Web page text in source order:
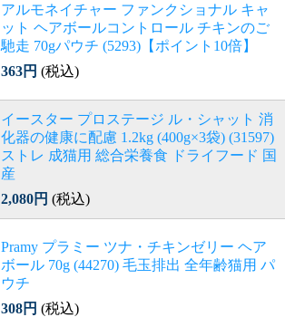
アルモネイチャー ファンクショナル キャ
ット ヘアボールコントロール チキンのご
馳走 70gパウチ (5293)【ポイント10倍】
363円 (税込)
イースター プロステージ ル・シャット 消
化器の健康に配慮 1.2kg (400g×3袋) (31597)
ストレ 成猫用 総合栄養食 ドライフード 国
産
2,080円 (税込)
Pramy プラミー ツナ・チキンゼリー ヘア
ボール 70g (44270) 毛玉排出 全年齢猫用 パ
ウチ
308円 (税込)